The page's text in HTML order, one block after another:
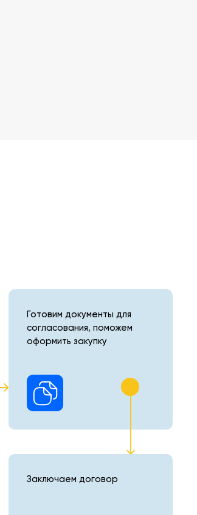
Готовим документы для
согласования, поможем
оформить закупку
Заключаем договор